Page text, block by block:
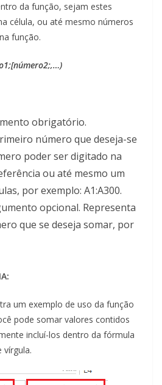
da função, sejam estes
célula, ou até mesmo números
função.
obrigatório.
número que deseja-se
poder ser digitado na
ou até mesmo um
por exemplo: A1:A300.
opcional. Representa
que se deseja somar, por
um exemplo de uso da função
pode somar valores contidos
incluí-los dentro da fórmula
vírgula.